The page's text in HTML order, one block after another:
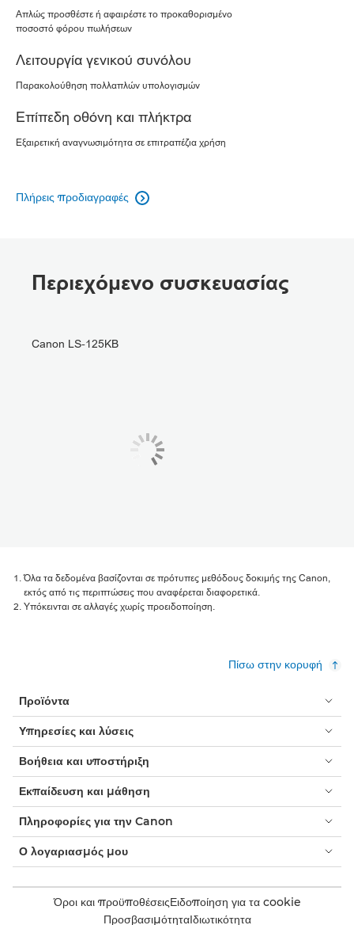
Απλώς προσθέστε ή αφαιρέστε το προκαθορισμένο
ποσοστό φόρου πωλήσεων
Λειτουργία γενικού συνόλου
Παρακολούθηση πολλαπλών υπολογισμών
Επίπεδη οθόνη και πλήκτρα
Εξαιρετική αναγνωσιμότητα σε επιτραπέζια χρήση
Πλήρεις προδιαγραφές 
Περιεχόμενο συσκευασίας
Canon LS-125KB
Όλα τα δεδομένα βασίζονται σε πρότυπες μεθόδους δοκιμής της Canon,
εκτός από τις περιπτώσεις που αναφέρεται διαφορετικά.
Υπόκεινται σε αλλαγές χωρίς προειδοποίηση.
Πίσω στην κορυφή
Προϊόντα
Υπηρεσίες και λύσεις
Βοήθεια και υποστήριξη
Εκπαίδευση και μάθηση
Πληροφορίες για την Canon
Ο λογαριασμός μου
Όροι και προϋποθέσειςΕιδοποίηση για τα cookie
ΠροσβασιμότηταΙδιωτικότητα